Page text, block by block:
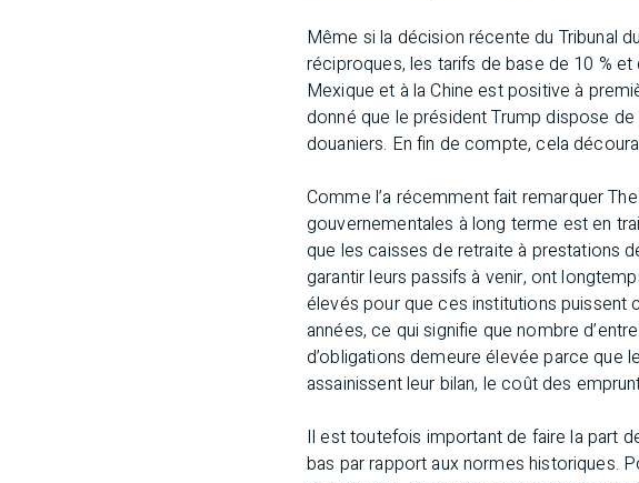
Même si la décision récente du Tribunal
réciproques, les tarifs de base de 10 % et
Mexique et à la Chine est positive à
donné que le président Trump dispose
douaniers. En fin de compte, cela
Comme l’a récemment fait remarquer
gouvernementales à long terme est en
que les caisses de retraite à prestations
garantir leurs passifs à venir, ont
élevés pour que ces institutions puissent
années, ce qui signifie que nombre
d’obligations demeure élevée parce que
assainissent leur bilan, le coût des
Il est toutefois important de faire la part
bas par rapport aux normes historiques.